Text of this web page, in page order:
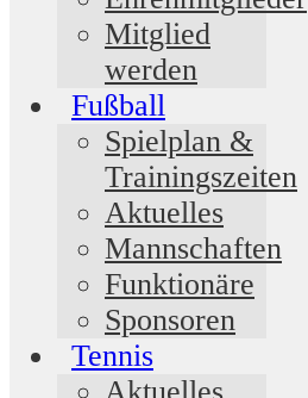
Mitglied
werden
Fußball
Spielplan &
Trainingszeiten
Aktuelles
Mannschaften
Funktionäre
Sponsoren
Tennis
Aktuelles